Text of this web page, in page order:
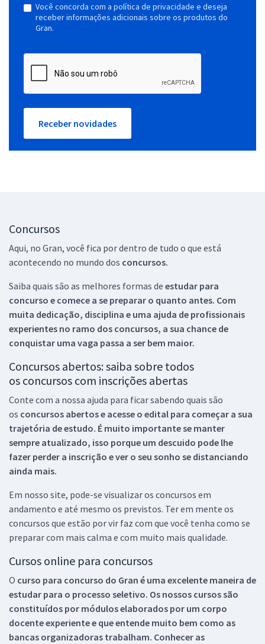
Você concorda com a política de privacidade e deseja
receber informações adicionais sobre os produtos do
Gran.
Receber novidades
Concursos
Aqui, no Gran, você fica por dentro de tudo o que está
acontecendo no mundo dos concursos.
Saiba quais são as melhores formas de estudar para
concurso e comece a se preparar o quanto antes. Com
muita dedicação, disciplina e uma ajuda de profissionais
experientes no ramo dos concursos, a sua chance de
conquistar uma vaga passa a ser bem maior.
Concursos abertos: saiba sobre todos
os concursos com inscrições abertas
Conte com a nossa ajuda para ficar sabendo quais são
os concursos abertos e acesse o edital para começar a sua
trajetória de estudo. É muito importante se manter
sempre atualizado, isso porque um descuido pode lhe
fazer perder a inscrição e ver o seu sonho se distanciando
ainda mais.
Em nosso site, pode-se visualizar os concursos em
andamento e até mesmo os previstos. Ter em mente os
concursos que estão por vir faz com que você tenha como se
preparar com mais calma e com muito mais qualidade.
Cursos online para concursos
O curso para concurso do Gran é uma excelente maneira de
estudar para o processo seletivo. Os nossos cursos são
constituídos por módulos elaborados por um corpo
docente experiente e que entende muito bem como as
bancas organizadoras trabalham. Conhecer as